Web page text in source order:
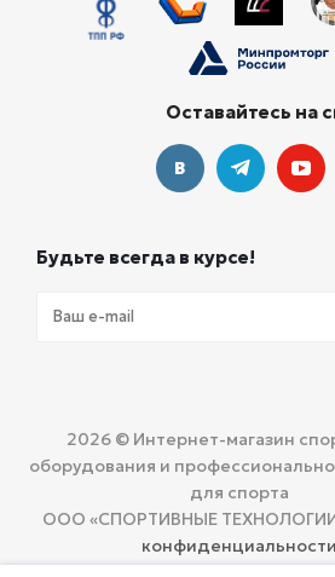
Оставайтесь на
Будьте всегда в курсе!
2026 © Интернет-магазин
оборудования и
для спорта
ООО «СПОРТИВНЫЕ
конфиденциальности